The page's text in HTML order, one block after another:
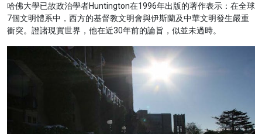
哈佛大學已故政治學者Huntington在1996年出版的著作表示：在全球
7個文明體系中，西方的基督教文明會與伊斯蘭及中華文明發生嚴重
衝突。證諸現實世界，他在近30年前的論旨，似並未過時。